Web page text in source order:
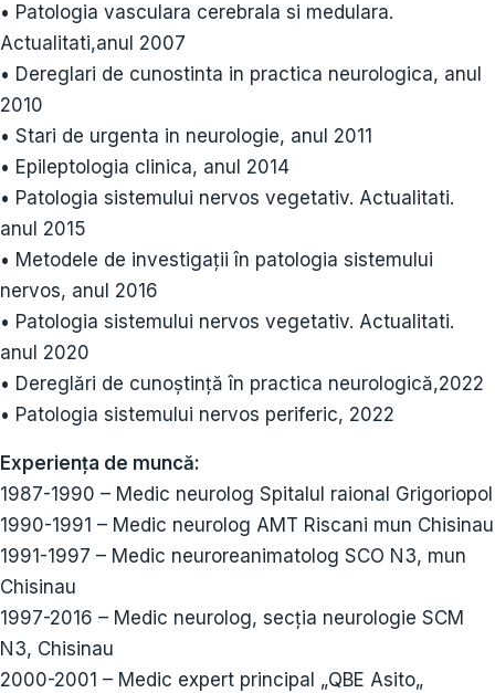
• Patologia vasculara cerebrala si medulara.
Actualitati,anul 2007
• Dereglari de cunostinta in practica neurologica, anul
2010
• Stari de urgenta in neurologie, anul 2011
• Epileptologia clinica, anul 2014
• Patologia sistemului nervos vegetativ. Actualitati.
anul 2015
• Metodele de investigații în patologia sistemului
nervos, anul 2016
• Patologia sistemului nervos vegetativ. Actualitati.
anul 2020
• Dereglări de cunoștință în practica neurologică,2022
• Patologia sistemului nervos periferic, 2022
Experiența de muncă:
1987-1990 – Medic neurolog Spitalul raional Grigoriopol
1990-1991 – Medic neurolog AMT Riscani mun Chisinau
1991-1997 – Medic neuroreanimatolog SCO N3, mun
Chisinau
1997-2016 – Medic neurolog, secția neurologie SCM
N3, Chisinau
2000-2001 – Medic expert principal „QBE Asito„